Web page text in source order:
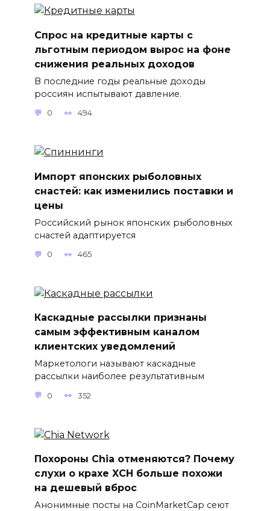
Спрос на кредитные карты с
льготным периодом вырос на фоне
снижения реальных доходов
В последние годы реальные доходы
россиян испытывают давление.
0 494
Импорт японских рыболовных
снастей: как изменились поставки и
цены
Российский рынок японских рыболовных
снастей адаптируется
0 465
Каскадные рассылки признаны
самым эффективным каналом
клиентских уведомлений
Маркетологи называют каскадные
рассылки наиболее результативным
0 352
Похороны Chia отменяются? Почему
слухи о крахе XCH больше похожи
на дешевый вброс
Анонимные посты на CoinMarketCap сеют